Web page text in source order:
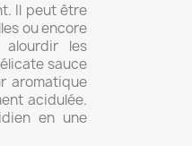
Il peut être
ou encore
les
sauce
aromatique
acidulée.
en une